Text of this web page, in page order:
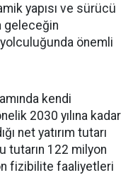
yapısı ve sürücü
geleceğin
yolculuğunda önemli
kendi
2030 yılına kadar
net yatırım tutarı
tutarın 122 milyon
fizibilite faaliyetleri